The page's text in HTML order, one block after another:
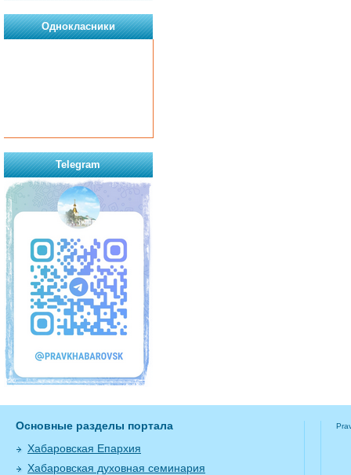
Однокласники
Telegram
Основные разделы портала
Хабаровская Епархия
Хабаровская духовная семинария